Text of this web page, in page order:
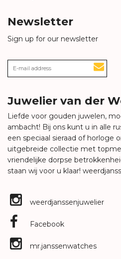
Newsletter
Sign up for our newsletter
Juwelier van der
Liefde voor gouden juwelen,
ambacht! Bij ons kunt u in alle
een speciaal sieraad of horloge
uitgebreide collectie met
vriendelijke dorpse
staan wij voor u klaar!
weerdjanssenjuwelier
Facebook
mr.janssenwatches